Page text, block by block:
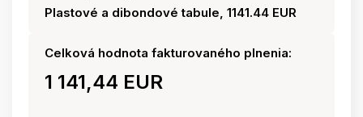
Plastové a dibondové tabule, 1141.44 EUR
Celková hodnota fakturovaného plnenia:
1 141,44 EUR